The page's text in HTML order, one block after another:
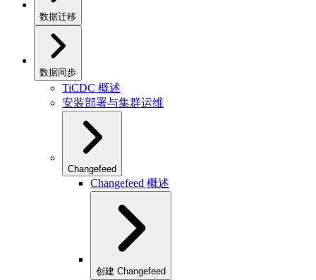
数据迁移
数据同步
TiCDC 概述
安装部署与集群运维
Changefeed
Changefeed 概述
创建 Changefeed